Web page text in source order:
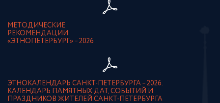
МЕТОДИЧЕСКИЕ
РЕКОМЕНДАЦИИ
«ЭТНОПЕТЕРБУРГ» – 2026
ЭТНОКАЛЕНДАРЬ САНКТ-ПЕТЕРБУРГА – 2026.
КАЛЕНДАРЬ ПАМЯТНЫХ ДАТ, СОБЫТИЙ И
ПРАЗДНИКОВ ЖИТЕЛЕЙ САНКТ-ПЕТЕРБУРГА